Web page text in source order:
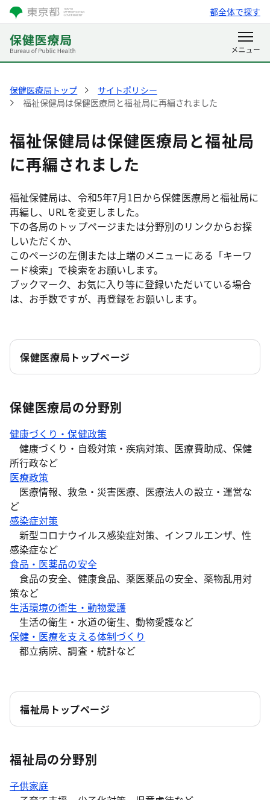
都全体で探す
保健医療局トップ
サイトポリシー
福祉保健局は保健医療局と福祉局に再編されました
福祉保健局は保健医療局と福祉局
に再編されました
福祉保健局は、令和5年7月1日から保健医療局と福祉局に
再編し、URLを変更しました。
下の各局のトップページまたは分野別のリンクからお探
しいただくか、
このページの左側または上端のメニューにある「キーワ
ード検索」で検索をお願いします。
ブックマーク、お気に入り等に登録いただいている場合
は、お手数ですが、再登録をお願いします。
保健医療局トップページ
保健医療局の分野別
健康づくり・保健政策
健康づくり・自殺対策・疾病対策、医療費助成、保健
所行政など
医療政策
医療情報、救急・災害医療、医療法人の設立・運営な
ど
感染症対策
新型コロナウイルス感染症対策、インフルエンザ、性
感染症など
食品・医薬品の安全
食品の安全、健康食品、薬医薬品の安全、薬物乱用対
策など
生活環境の衛生・動物愛護
生活の衛生・水道の衛生、動物愛護など
保健・医療を支える体制づくり
都立病院、調査・統計など
福祉局トップページ
福祉局の分野別
子供家庭